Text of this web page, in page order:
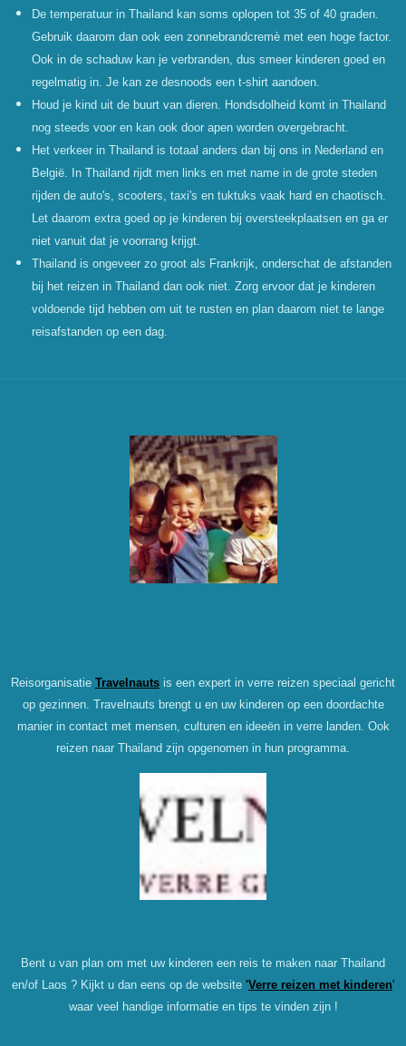
De temperatuur in Thailand kan soms oplopen tot 35 of 40 graden.
Gebruik daarom dan ook een zonnebrandcremè met een hoge factor.
Ook in de schaduw kan je verbranden, dus smeer kinderen goed en
regelmatig in. Je kan ze desnoods een t-shirt aandoen.
Houd je kind uit de buurt van dieren. Hondsdolheid komt in Thailand
nog steeds voor en kan ook door apen worden overgebracht.
Het verkeer in Thailand is totaal anders dan bij ons in Nederland en
België. In Thailand rijdt men links en met name in de grote steden
rijden de auto's, scooters, taxi's en tuktuks vaak hard en chaotisch.
Let daarom extra goed op je kinderen bij oversteekplaatsen en ga er
niet vanuit dat je voorrang krijgt.
Thailand is ongeveer zo groot als Frankrijk, onderschat de afstanden
bij het reizen in Thailand dan ook niet. Zorg ervoor dat je kinderen
voldoende tijd hebben om uit te rusten en plan daarom niet te lange
reisafstanden op een dag.
Reisorganisatie Travelnauts is een expert in verre reizen speciaal gericht
op gezinnen. Travelnauts brengt u en uw kinderen op een doordachte
manier in contact met mensen, culturen en ideeën in verre landen. Ook
reizen naar Thailand zijn opgenomen in hun programma.
Bent u van plan om met uw kinderen een reis te maken naar Thailand
en/of Laos ? Kijkt u dan eens op de website 'Verre reizen met kinderen'
waar veel handige informatie en tips te vinden zijn !